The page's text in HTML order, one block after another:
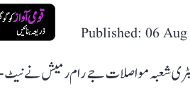
Published: 06